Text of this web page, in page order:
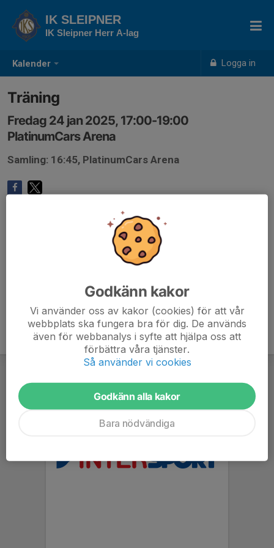
Kalender Logga in
IK SLEIPNER
IK Sleipner Herr A-lag
Träning
Fredag 24 jan 2025, 17:00-19:00
PlatinumCars Arena
Samling: 16:45, PlatinumCars Arena
Godkänn kakor
Vi använder oss av kakor (cookies) för att vår
webbplats ska fungera bra för dig. De används
även för webbanalys i syfte att hjälpa oss att
förbättra våra tjänster.
Så använder vi cookies
Godkänn alla kakor
Bara nödvändiga